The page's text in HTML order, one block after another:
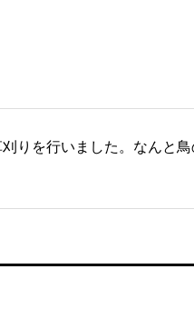
りを行いました。なんと鳥